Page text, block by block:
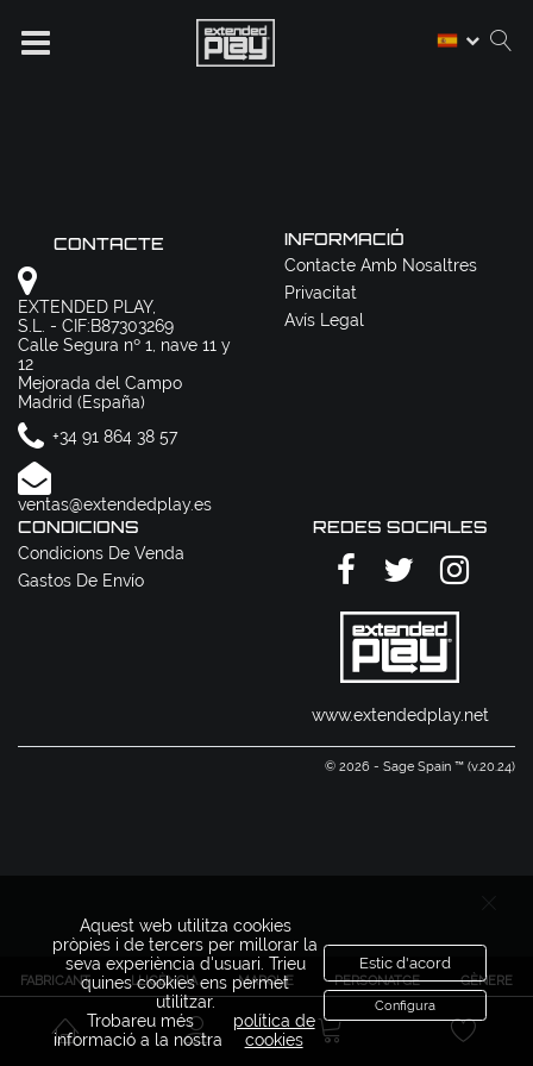
FABRICANT LLICÈNCIA MARQUE PERSONATGE GÈNERE
CONTACTE
EXTENDED PLAY,
S.L. - CIF:B87303269
Calle Segura nº 1, nave 11 y
12
Mejorada del Campo
Madrid (España)
+34 91 864 38 57
ventas@extendedplay.es
INFORMACIÓ
Contacte Amb Nosaltres
Privacitat
Avís Legal
CONDICIONS
Condicions De Venda
Gastos De Envío
REDES SOCIALES
www.extendedplay.net
© 2026 - Sage Spain ™ (v.20.24)
Aquest web utilitza cookies
pròpies i de tercers per millorar la
seva experiència d'usuari. Trieu
quines cookies ens permet
utilitzar.
Trobareu més
informació a la nostra
política de
cookies
Estic d'acord
Configura